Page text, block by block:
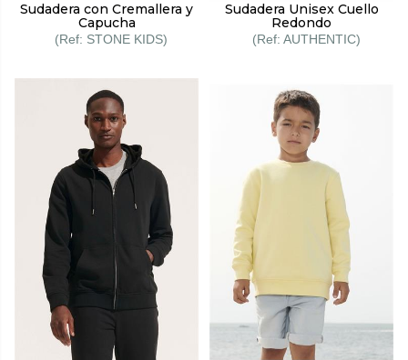
Sudadera con Cremallera y
Capucha
STONE KIDS
Sudadera Unisex Cuello
Redondo
AUTHENTIC